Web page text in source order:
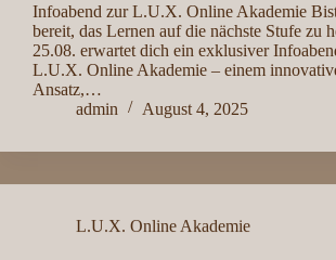
Infoabend zur L.U.X. Online Akademie
bereit, das Lernen auf die nächste Stufe zu
25.08. erwartet dich ein exklusiver
L.U.X. Online Akademie – einem
Ansatz,…
admin
August 4, 2025
L.U.X. Online Akademie